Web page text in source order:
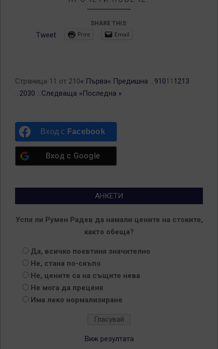
SHARE THIS:
Tweet Print Email
Страница 11 от 210« Първа« Предишна 91011 1213
2030 Следваща »Последна »
Вход с Facebook
Вход с Google
АНКЕТИ
Успя ли Румен Радев да намали цените на стоките,
както обеща?
Да, всичко поевтиня значително
Не, стана по-скъпо
Не, цените са на същите нева
Не мога да преценя
Има леко нормализиране
Виж резултата